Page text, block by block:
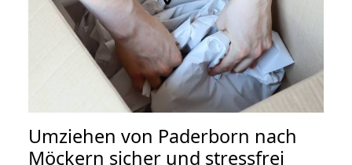
Umziehen von Paderborn nach
Möckern sicher und stressfrei